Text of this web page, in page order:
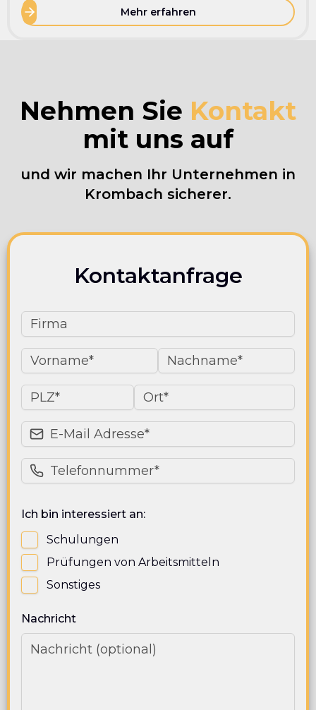
Mehr erfahren
Nehmen Sie Kontakt
mit uns auf
und wir machen Ihr Unternehmen in
Krombach sicherer.
Kontaktanfrage
Ich bin interessiert an:
Schulungen
Prüfungen von Arbeitsmitteln
Sonstiges
Nachricht